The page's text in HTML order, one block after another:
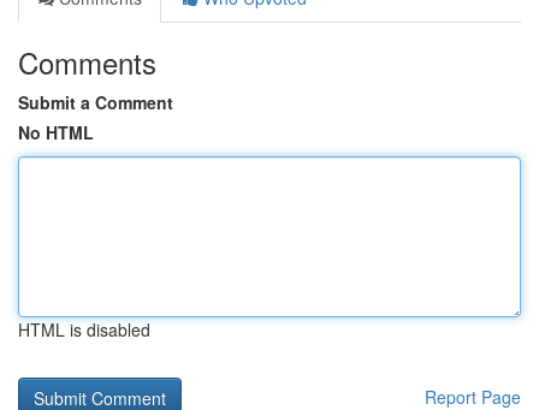
Comments
Submit a Comment
No HTML
HTML is disabled
Report Page